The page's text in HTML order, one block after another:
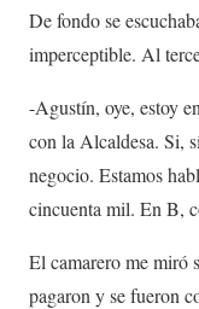
De fondo se
imperceptible. Al
-Agustín, oye, estoy en
con la Alcaldesa. Si,
negocio. Estamos
cincuenta mil. En B,
El camarero me miró
pagaron y se fueron